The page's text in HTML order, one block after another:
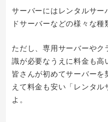
サーバーにはレンタルサー
ドサーバーなどの様々な種
ただし、専用サーバーや
識が必要なうえに料金も
皆さんが初めてサーバー
えて料金も安い「レンタ
よ。